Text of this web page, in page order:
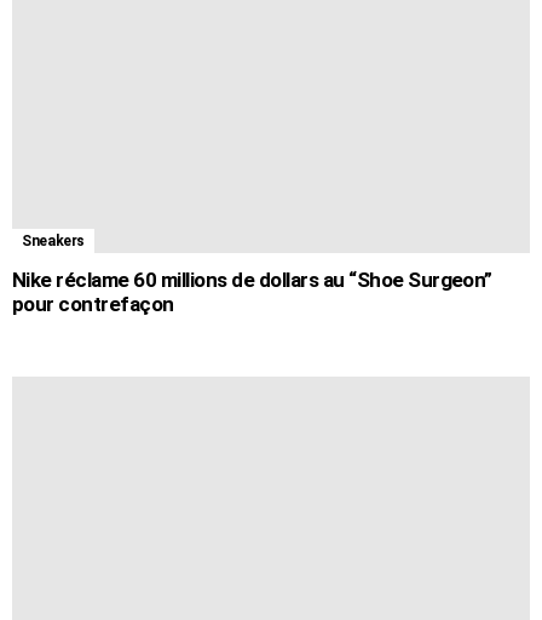
Sneakers
Nike réclame 60 millions de dollars au “Shoe Surgeon”
pour contrefaçon